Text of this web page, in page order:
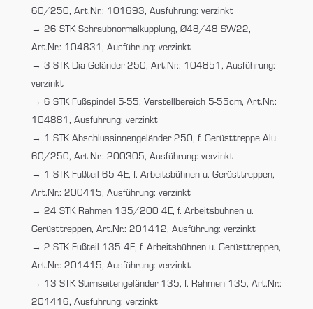
60/250, Art.Nr.: 101693, Ausführung: verzinkt
26 STK Schraubnormalkupplung, Ø48/48 SW22,
Art.Nr.: 104831, Ausführung: verzinkt
3 STK Dia Geländer 250, Art.Nr.: 104851, Ausführung:
verzinkt
6 STK Fußspindel 5-55, Verstellbereich 5-55cm, Art.Nr.:
104881, Ausführung: verzinkt
1 STK Abschlussinnengeländer 250, f. Gerüsttreppe Alu
60/250, Art.Nr.: 200305, Ausführung: verzinkt
1 STK Fußteil 65 4E, f. Arbeitsbühnen u. Gerüsttreppen,
Art.Nr.: 200415, Ausführung: verzinkt
24 STK Rahmen 135/200 4E, f. Arbeitsbühnen u.
Gerüsttreppen, Art.Nr.: 201412, Ausführung: verzinkt
2 STK Fußteil 135 4E, f. Arbeitsbühnen u. Gerüsttreppen,
Art.Nr.: 201415, Ausführung: verzinkt
13 STK Stirnseitengeländer 135, f. Rahmen 135, Art.Nr.:
201416, Ausführung: verzinkt